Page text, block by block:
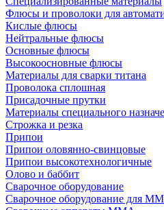
Флюсы и проволоки для
Кислые флюсы
Нейтральные флюсы
Основные флюсы
Высокоосновные флюсы
Материалы для сварки титана
Проволока сплошная
Присадочные прутки
Материалы специального
Строжка и резка
Припои
Припои оловянно-свинцовые
Припои высокотехнологичные
Олово и баббит
Сварочное оборудование
Сварочное оборудование для